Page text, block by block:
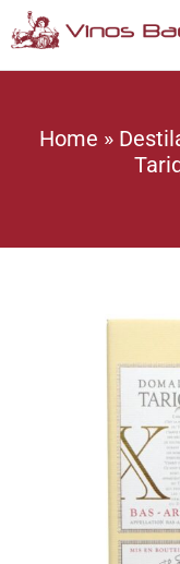
Home »